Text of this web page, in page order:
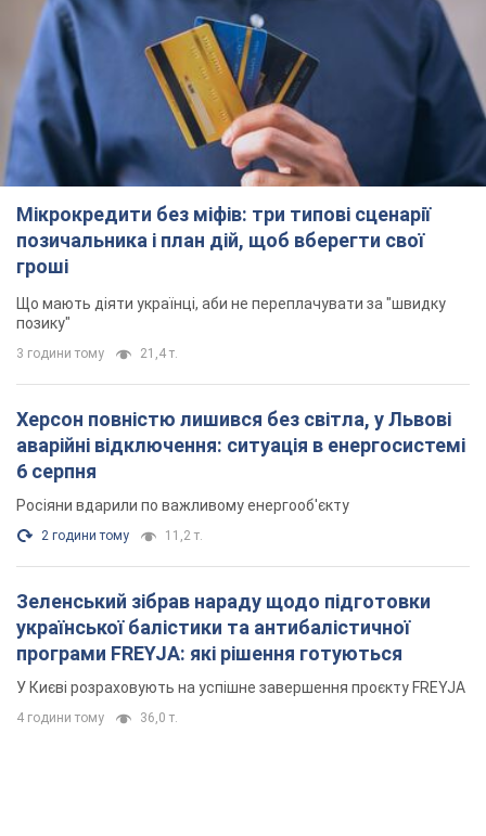
Мікрокредити без міфів: три типові сценарії
позичальника і план дій, щоб вберегти свої
гроші
Що мають діяти українці, аби не переплачувати за "швидку
позику"
3 години тому 21,4 т.
Херсон повністю лишився без світла, у Львові
аварійні відключення: ситуація в енергосистемі
6 серпня
Росіяни вдарили по важливому енергооб'єкту
2 години тому 11,2 т.
Зеленський зібрав нараду щодо підготовки
української балістики та антибалістичної
програми FREYJA: які рішення готуються
У Києві розраховують на успішне завершення проєкту FREYJA
4 години тому 36,0 т.